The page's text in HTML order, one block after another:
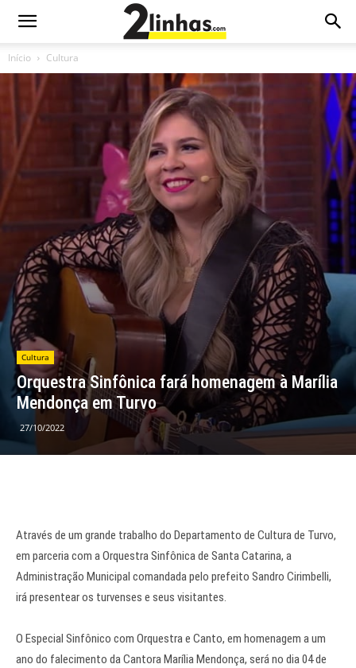
Início Cultura
Cultura
Orquestra Sinfônica fará homenagem à Marília
Mendonça em Turvo
27/10/2022
Através de um grande trabalho do Departamento de Cultura de Turvo,
em parceria com a Orquestra Sinfônica de Santa Catarina, a
Administração Municipal comandada pelo prefeito Sandro Cirimbelli,
irá presentear os turvenses e seus visitantes.
O Especial Sinfônico com Orquestra e Canto, em homenagem a um
ano do falecimento da Cantora Marília Mendonça, será no dia 04 de